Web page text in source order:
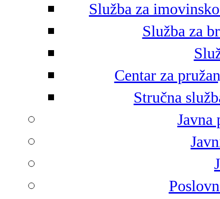
Služba za
Služba za
Centar za
Stručna
Javna